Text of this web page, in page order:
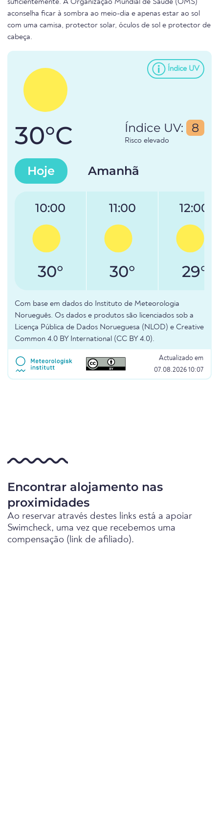
suficientemente. A Organização Mundial de Saúde (OMS)
aconselha ficar à sombra ao meio-dia e apenas estar ao sol
com uma camisa, protector solar, óculos de sol e protector de
cabeça.
Índice UV
30°C Índice UV: 8
Risco elevado
Hoje Amanhã
10:00
30°
11:00
30°
12:00
29°
Com base em dados do Instituto de Meteorologia
Norueguês. Os dados e produtos são licenciados sob a
Licença Pública de Dados Norueguesa (NLOD) e Creative
Common 4.0 BY International (CC BY 4.0).
Actualizado em
07.08.2026 10:07
Encontrar alojamento nas
proximidades
Ao reservar através destes links está a apoiar
Swimcheck, uma vez que recebemos uma
compensação (link de afiliado).